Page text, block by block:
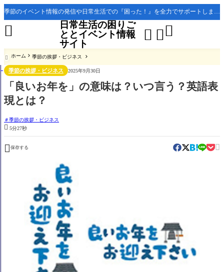
季節のイベント情報の発信や日常生活での『困った！』を全力でサポートします。
日常生活の困りご
ととイベント情報
サイト
 

 ホーム 季節の挨拶・ビジネス
季節の挨拶・ビジネス 2025年9月30日
「良いお年を」の意味は？いつ言う？英語表
現とは？
季節の挨拶・ビジネス
 5分27秒
 保存する 